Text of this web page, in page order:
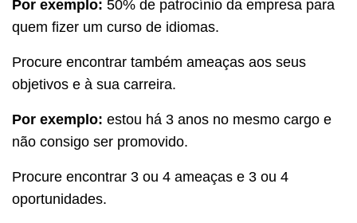
Por exemplo: 50% de patrocínio da empresa para
quem fizer um curso de idiomas.
Procure encontrar também ameaças aos seus
objetivos e à sua carreira.
Por exemplo: estou há 3 anos no mesmo cargo e
não consigo ser promovido.
Procure encontrar 3 ou 4 ameaças e 3 ou 4
oportunidades.